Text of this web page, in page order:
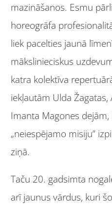
mazināšanos. Esmu
horeogrāfa
liek pacelties jaunā
mākslinieciskus
katra kolektīva
iekļautām Ulda Žagatas,
Imanta Magones
„neiespējamo misiju”
ziņā.
Taču 20. gadsimta
arī jaunus vārdus, kuri